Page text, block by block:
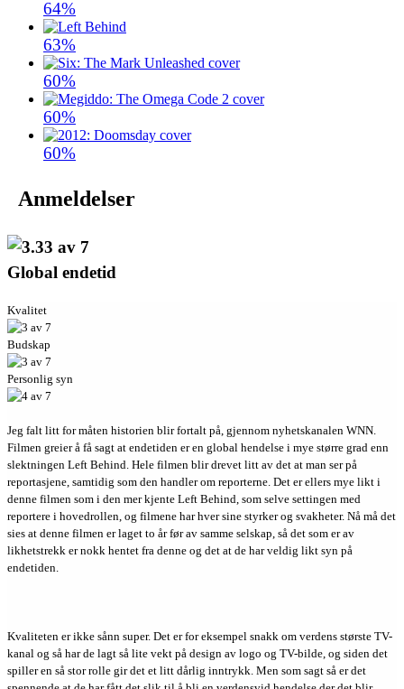
64%
63%
60%
60%
60%
Anmeldelser
Global endetid
Kvalitet
Budskap
Personlig syn
Jeg falt litt for måten historien blir fortalt på, gjennom nyhetskanalen WNN.
Filmen greier å få sagt at endetiden er en global hendelse i mye større grad enn
slektningen Left Behind. Hele filmen blir drevet litt av det at man ser på
reportasjene, samtidig som den handler om reporterne. Det er ellers mye likt i
denne filmen som i den mer kjente Left Behind, som selve settingen med
reportere i hovedrollen, og filmene har hver sine styrker og svakheter. Nå må det
sies at denne filmen er laget to år før av samme selskap, så det som er av
likhetstrekk er nokk hentet fra denne og det at de har veldig likt syn på
endetiden.
Kvaliteten er ikke sånn super. Det er for eksempel snakk om verdens største TV-
kanal og så har de lagt så lite vekt på design av logo og TV-bilde, og siden det
spiller en så stor rolle gir det et litt dårlig inntrykk. Men som sagt så er det